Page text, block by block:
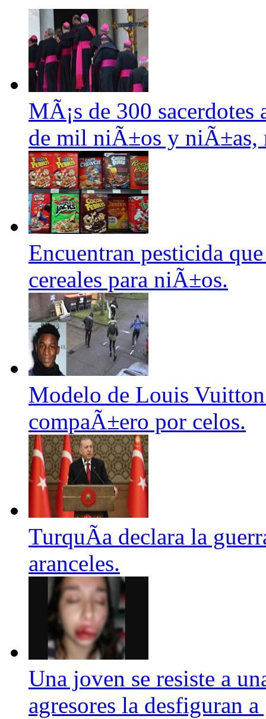
MÃ¡s de 300 sacerdotes
de mil niÃ±os y niÃ±as,
Encuentran pesticida
cereales para niÃ±os.
Modelo de Louis
compaÃ±ero por celos.
TurquÃ­a declara la
aranceles.
Una joven se resiste a
agresores la desfiguran